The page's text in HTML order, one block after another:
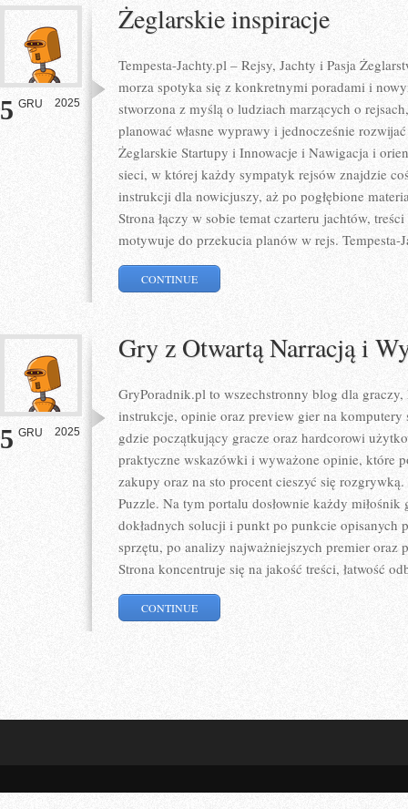
5 GRU 2025
Żeglarskie inspiracje
Tempesta-Jachty.pl – Rejsy, Jachty i Pasja
morza spotyka się z konkretnymi poradami i
stworzona z myślą o ludziach marzących o
planować własne wyprawy i jednocześnie
Żeglarskie Startupy i Innowacje i Nawigacja i
sieci, w której każdy sympatyk rejsów znajdzie
instrukcji dla nowicjuszy, aż po pogłębione
Strona łączy w sobie temat czarteru jachtów,
motywuje do przekucia planów w rejs. Tempesta-
CONTINUE
5 GRU 2025
Gry z Otwartą Narracją i
GryPoradnik.pl to wszechstronny blog dla
instrukcje, opinie oraz preview gier na komputery
gdzie początkujący gracze oraz hardcorowi
praktyczne wskazówki i wyważone opinie, które
zakupy oraz na sto procent cieszyć się
Puzzle. Na tym portalu dosłownie każdy
dokładnych solucji i punkt po punkcie opisanych
sprzętu, po analizy najważniejszych premier oraz
Strona koncentruje się na jakość treści, łatwość
CONTINUE